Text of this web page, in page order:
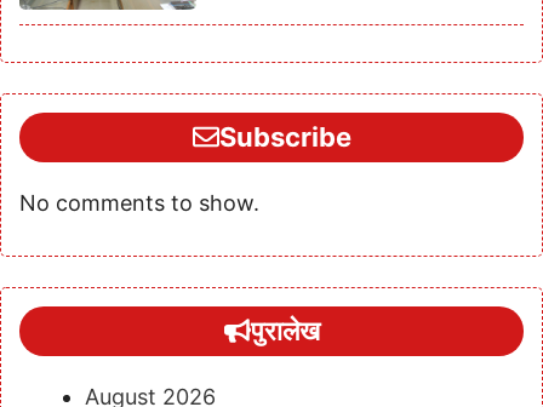
Subscribe
No comments to show.
पुरालेख
August 2026